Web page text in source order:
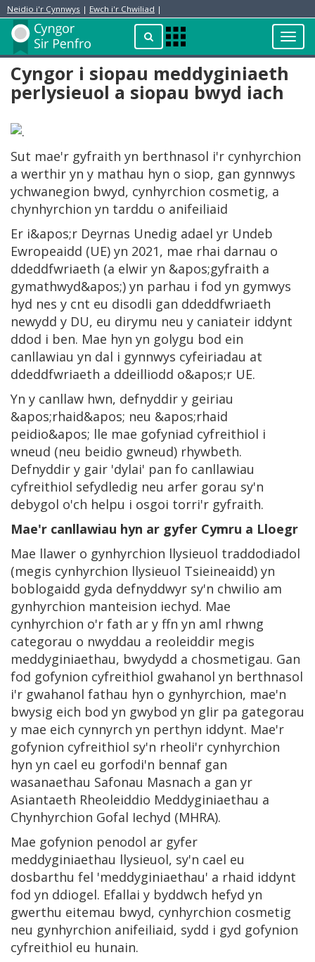
Neidio i'r Cynnwys | Ewch i'r Chwiliad |
Apps
Menu
Cyngor i siopau meddyginiaeth
perlysieuol a siopau bwyd iach
Sut mae'r gyfraith yn berthnasol i'r cynhyrchion
a werthir yn y mathau hyn o siop, gan gynnwys
ychwanegion bwyd, cynhyrchion cosmetig, a
chynhyrchion yn tarddu o anifeiliaid
Er i&apos;r Deyrnas Unedig adael yr Undeb
Ewropeaidd (UE) yn 2021, mae rhai darnau o
ddeddfwriaeth (a elwir yn &apos;gyfraith a
gymathwyd&apos;) yn parhau i fod yn gymwys
hyd nes y cnt eu disodli gan ddeddfwriaeth
newydd y DU, eu dirymu neu y caniateir iddynt
ddod i ben. Mae hyn yn golygu bod ein
canllawiau yn dal i gynnwys cyfeiriadau at
ddeddfwriaeth a ddeilliodd o&apos;r UE.
Yn y canllaw hwn, defnyddir y geiriau
&apos;rhaid&apos; neu &apos;rhaid
peidio&apos; lle mae gofyniad cyfreithiol i
wneud (neu beidio gwneud) rhywbeth.
Defnyddir y gair 'dylai' pan fo canllawiau
cyfreithiol sefydledig neu arfer gorau sy'n
debygol o'ch helpu i osgoi torri'r gyfraith.
Mae'r canllawiau hyn ar gyfer Cymru a Lloegr
Mae llawer o gynhyrchion llysieuol traddodiadol
(megis cynhyrchion llysieuol Tsieineaidd) yn
boblogaidd gyda defnyddwyr sy'n chwilio am
gynhyrchion manteision iechyd. Mae
cynhyrchion o'r fath ar y ffn yn aml rhwng
categorau o nwyddau a reoleiddir megis
meddyginiaethau, bwydydd a chosmetigau. Gan
fod gofynion cyfreithiol gwahanol yn berthnasol
i'r gwahanol fathau hyn o gynhyrchion, mae'n
bwysig eich bod yn gwybod yn glir pa gategorau
y mae eich cynnyrch yn perthyn iddynt. Mae'r
gofynion cyfreithiol sy'n rheoli'r cynhyrchion
hyn yn cael eu gorfodi'n bennaf gan
wasanaethau Safonau Masnach a gan yr
Asiantaeth Rheoleiddio Meddyginiaethau a
Chynhyrchion Gofal Iechyd (MHRA).
Mae gofynion penodol ar gyfer
meddyginiaethau llysieuol, sy'n cael eu
dosbarthu fel 'meddyginiaethau' a rhaid iddynt
fod yn ddiogel. Efallai y byddwch hefyd yn
gwerthu eitemau bwyd, cynhyrchion cosmetig
neu gynhyrchion anifeiliaid, sydd i gyd gofynion
cyfreithiol eu hunain.